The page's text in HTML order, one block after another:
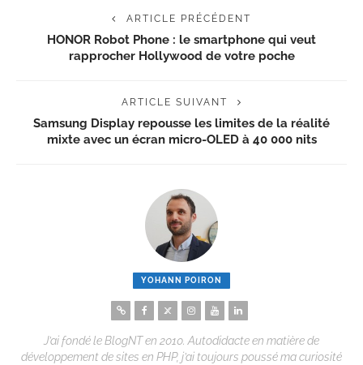
ARTICLE PRÉCÉDENT
HONOR Robot Phone : le smartphone qui veut
rapprocher Hollywood de votre poche
ARTICLE SUIVANT
Samsung Display repousse les limites de la réalité
mixte avec un écran micro-OLED à 40 000 nits
YOHANN POIRON
J’ai fondé le BlogNT en 2010. Autodidacte en matière de
développement de sites en PHP, j’ai toujours poussé ma curiosité